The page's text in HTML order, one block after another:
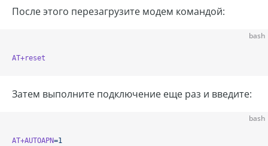
После этого перезагрузите модем командой:
bash
AT+reset
Затем выполните подключение еще раз и введите:
bash
AT+AUTOAPN=1